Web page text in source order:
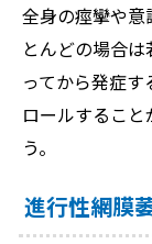
全身の痙攣や
とんどの場合
ってから発症
ロールするこ
う。
進行性網膜